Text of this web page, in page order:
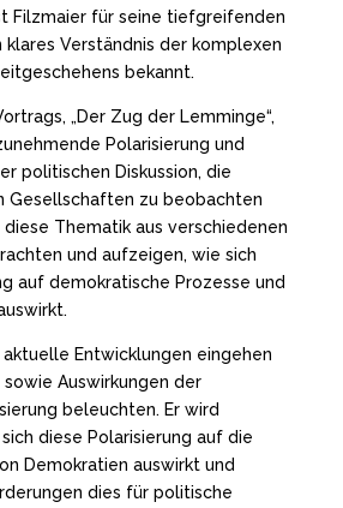
Filzmaier für seine tiefgreifenden
klares Verständnis der komplexen
bekannt.
„Der Zug der Lemminge“,
Polarisierung und
politischen Diskussion, die
Gesellschaften zu beobachten
Thematik aus verschiedenen
und aufzeigen, wie sich
auf demokratische Prozesse und
Entwicklungen eingehen
Auswirkungen der
beleuchten. Er wird
diese Polarisierung auf die
Demokratien auswirkt und
dies für politische